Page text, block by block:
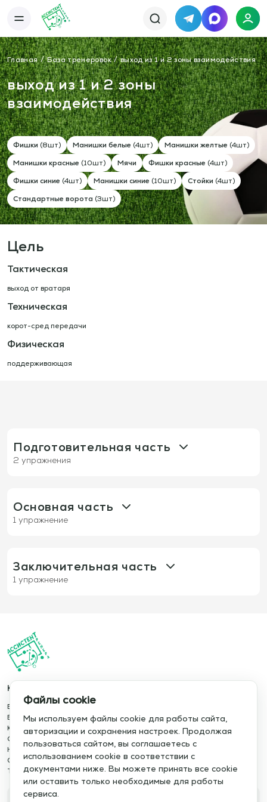
TelegramMAX
Каталог
База упражнений
База тренировок
Книги
Статьи
Новости
Тактический менеджер
Тарифы
Информация
О сервисе
Отзывы
Политика конфиденциальности
Свяжитесь с нами
Телефон:
+7 978 793 21 93
Электронная почта:
info@assistent-trenera.ru
TelegramMAX
Главная База тренеровок выход из 1 и 2 зоны взаимодействия
выход из 1 и 2 зоны
взаимодействия
Фишки (8шт) Манишки белые (4шт) Манишки желтые (4шт)
Манишки красные (10шт) Мячи Фишки красные (4шт)
Фишки синие (4шт) Манишки синие (10шт) Стойки (4шт)
Стандартные ворота (3шт)
Цель
Тактическая
выход от вратаря
Техническая
корот-сред передачи
Физическая
поддерживающая
Подготовительная часть
2 упражнения
Игроки:
12
Размер поля:
20х20
Серий:
3
Работа:
4'
Основная часть
1 упражнение
конечных зонах
Атака/Оборона
Тема игры:
Заключительная часть
1 упражнение
Каталог
База упражнений
База тренировок
Книги
Статьи
Новости
Обучение сервису
Тактический менеджер
Отзывы
Сотрудничество
Политика конфиденциальности
Политика cookie
Правила использования
Публичная оферта
Файлы cookie
Мы используем файлы cookie для работы сайта,
авторизации и сохранения настроек. Продолжая
пользоваться сайтом, вы соглашаетесь с
использованием cookie в соответствии с
документами ниже. Вы можете принять все cookie
или оставить только необходимые для работы
сервиса.